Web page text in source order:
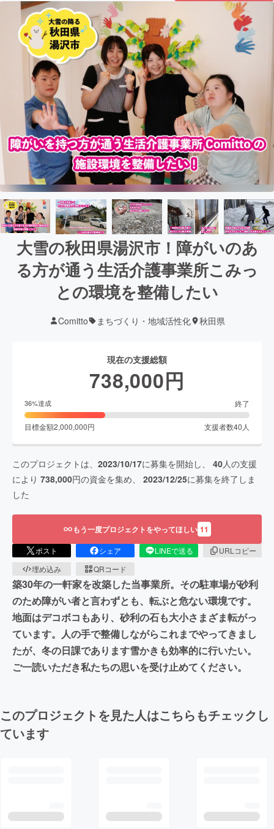
大雪の秋田県湯沢市！障がいのあ
る方が通う生活介護事業所こみっ
との環境を整備したい
Comitto まちづくり・地域活性化 秋田県
現在の支援総額
738,000円
36%達成 終了
目標金額2,000,000円 支援者数40 人
このプロジェクトは、 2023/10/17に募集を開始し、 40人の支援
により 738,000円の資金を集め、 2023/12/25に募集を終了しま
した
もう一度プロジェクトをやってほしい 11
ポスト シェア LINEで送る
URLコピー
埋め込み
QRコード
築30年の一軒家を改築した当事業所。その駐車場が砂利
のため障がい者と言わずとも、転ぶと危ない環境です。
地面はデコボコもあり、砂利の石も大小さまざま転がっ
ています。人の手で整備しながらこれまでやってきまし
たが、冬の日課であります雪かきも効率的に行いたい。
ご一読いただき私たちの思いを受け止めてください。
このプロジェクトを見た人はこちらもチェックし
ています